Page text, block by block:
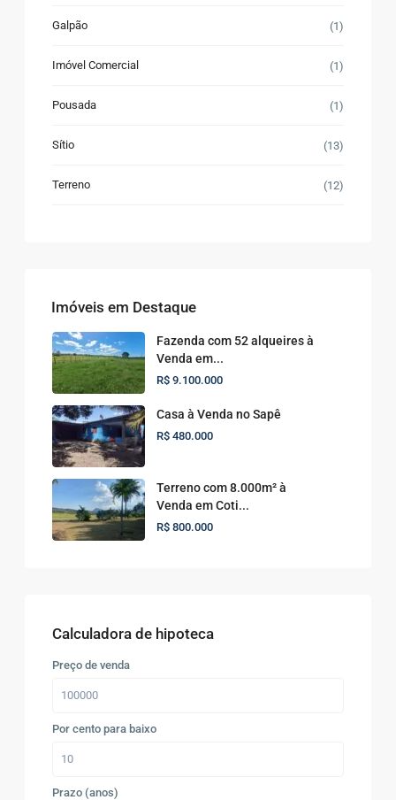
Galpão (1)
Imóvel Comercial (1)
Pousada (1)
Sítio (13)
Terreno (12)
Imóveis em Destaque
Fazenda com 52 alqueires à
Venda em...
R$ 9.100.000
Casa à Venda no Sapê
R$ 480.000
Terreno com 8.000m² à
Venda em Coti...
R$ 800.000
Calculadora de hipoteca
Preço de venda
Por cento para baixo
Prazo (anos)